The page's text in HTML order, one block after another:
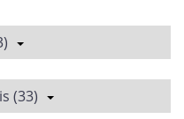
(33)